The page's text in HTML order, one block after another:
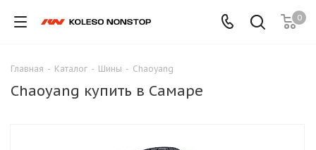
0
Главная - Каталог - Шины - Chaoyang
Chaoyang купить в Самаре